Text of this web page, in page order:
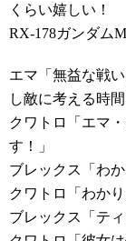
くらい嬉しい！
RX-178ガンダム
エマ「無益な戦
し敵に考える時
クワトロ「エマ
す！」
ブレックス「わか
クワトロ「わかり
ブレックス「テ